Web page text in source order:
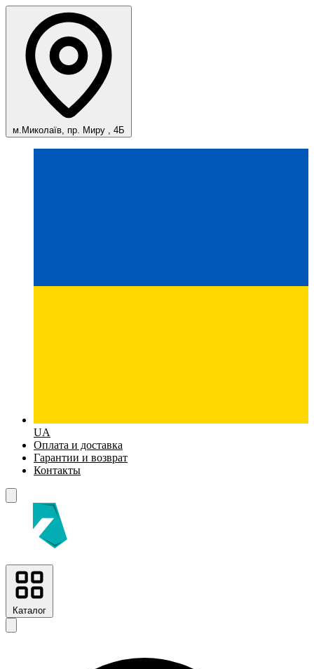
м.Миколаїв, пр. Миру , 4Б
UA
Оплата и доставка
Гарантии и возврат
Контакты
Каталог